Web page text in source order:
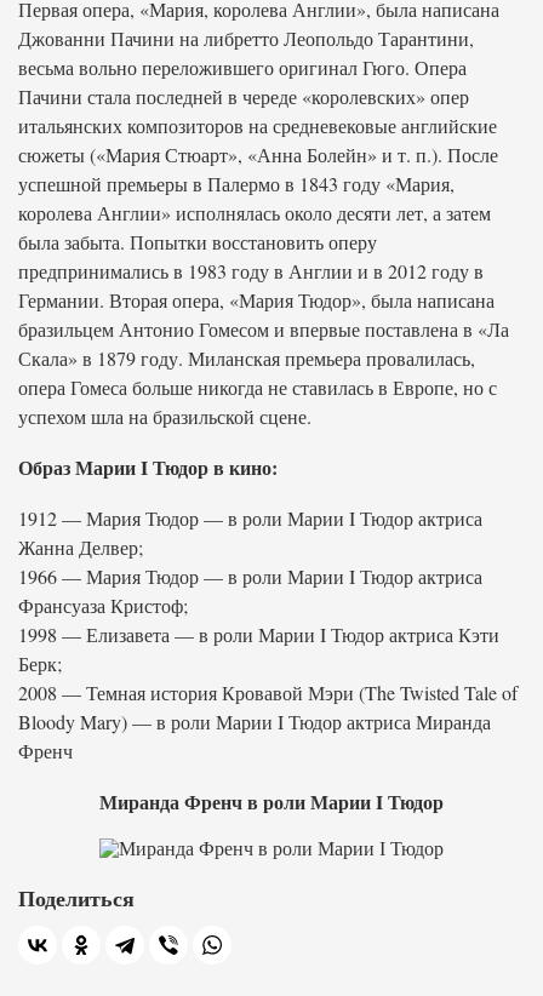
Первая опера, «Мария, королева Англии», была написана
Джованни Пачини на либретто Леопольдо Тарантини,
весьма вольно переложившего оригинал Гюго. Опера
Пачини стала последней в череде «королевских» опер
итальянских композиторов на средневековые английские
сюжеты («Мария Стюарт», «Анна Болейн» и т. п.). После
успешной премьеры в Палермо в 1843 году «Мария,
королева Англии» исполнялась около десяти лет, а затем
была забыта. Попытки восстановить оперу
предпринимались в 1983 году в Англии и в 2012 году в
Германии. Вторая опера, «Мария Тюдор», была написана
бразильцем Антонио Гомесом и впервые поставлена в «Ла
Скала» в 1879 году. Миланская премьера провалилась,
опера Гомеса больше никогда не ставилась в Европе, но с
успехом шла на бразильской сцене.
Образ Марии I Тюдор в кино:
1912 — Мария Тюдор — в роли Марии I Тюдор актриса
Жанна Делвер;
1966 — Мария Тюдор — в роли Марии I Тюдор актриса
Франсуаза Кристоф;
1998 — Елизавета — в роли Марии I Тюдор актриса Кэти
Берк;
2008 — Темная история Кровавой Мэри (The Twisted Tale of
Bloody Mary) — в роли Марии I Тюдор актриса Миранда
Френч
Миранда Френч в роли Марии I Тюдор
Поделиться